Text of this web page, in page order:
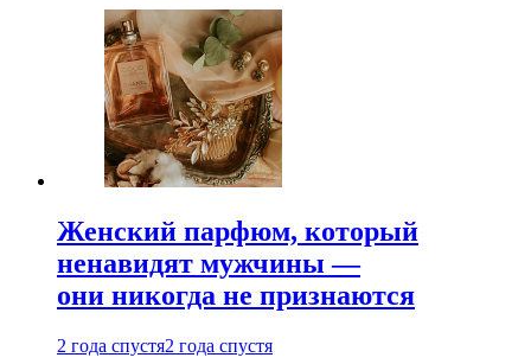
Женский парфюм, который
ненавидят мужчины —
они никогда не признаются
2 года спустя2 года спустя